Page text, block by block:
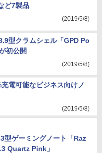
ど7製品
(2019/5/8)
型クラムシェル「GPD Po
初公開
(2019/5/8)
電可能なビジネス向けノ
(2019/5/8)
型ゲーミングノート「Raz
Quartz Pink」